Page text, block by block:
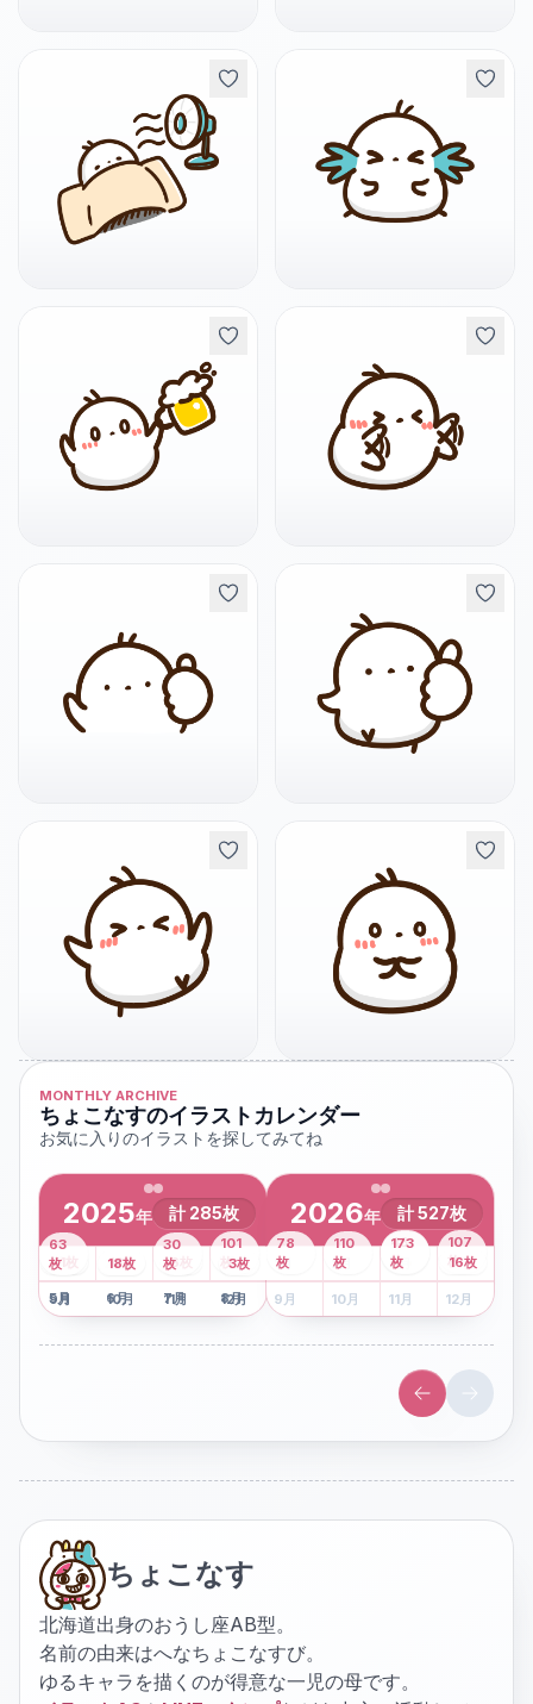
MONTHLY ARCHIVE
ちょこなすのイラストカレンダー
お気に入りのイラストを探してみてね
2025年 計 285枚
1月
2枚 2月 3月 4月
8枚
5月
41 枚
6月
13枚
7月
6枚
8月
101
枚
9月
63
枚
10月
18枚
11月
30
枚
12月
3枚
2026年 計527枚
1月 2月 3月
43
枚
4月
107
枚
5 月
78
枚
6月
110
枚
7月
173
枚
8月
16枚
9 月 10月 11月 12月
ちょこなす
北海道出身のおうし座AB型。
名前の由来はへなちょこなすび。
ゆるキャラを描くのが得意な一児の母です。